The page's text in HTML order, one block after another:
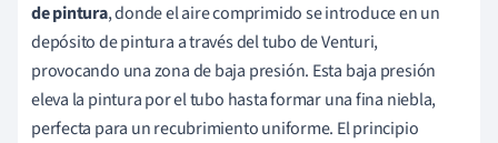
de pintura, donde el aire comprimido se introduce en un
depósito de pintura a través del tubo de Venturi,
provocando una zona de baja presión. Esta baja presión
eleva la pintura por el tubo hasta formar una fina niebla,
perfecta para un recubrimiento uniforme. El principio